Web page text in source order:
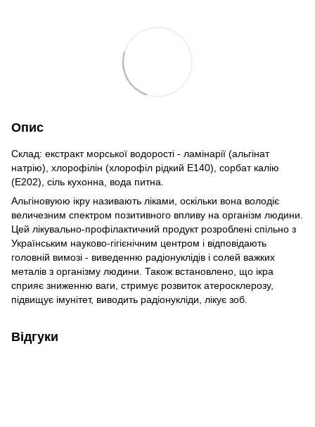
Опис
Склад: екстракт морської водорості - ламінарії (альгінат
натрію), хлорофілін (хлорофіл рідкий Е140), сорбат калію
(Е202), сіль кухонна, вода питна.
Альгіновуюю ікру називають ліками, оскільки вона володіє
величезним спектром позитивного впливу на організм людини.
Цей лікувально-профілактичний продукт розроблені спільно з
Українським науково-гігієнічним центром і відповідають
головній вимозі - виведенню радіонуклідів і солей важких
металів з організму людини. Також встановлено, що ікра
сприяє зниженню ваги, стримує розвиток атеросклерозу,
підвищує імунітет, виводить радіонукліди, лікує зоб.
Відгуки